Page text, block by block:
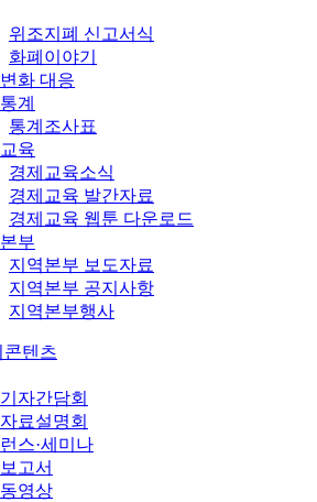
위조지폐 신고서식
화폐이야기
화 대응
계
통계조사표
육
경제교육소식
경제교육 발간자료
경제교육 웹툰 다운로드
부
지역본부 보도자료
지역본부 공지사항
지역본부행사
콘텐츠
자간담회
료설명회
스·세미나
고서
영상